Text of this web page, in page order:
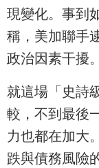
現變化。事到
稱，美加聯手
政治因素干擾。
就這場「史詩
較，不到最後
力也都在加大
跌與債務風險